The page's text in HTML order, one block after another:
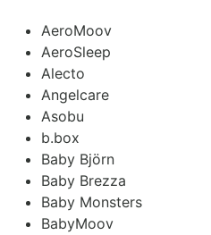
AeroMoov
AeroSleep
Alecto
Angelcare
Asobu
b.box
Baby Björn
Baby Brezza
Baby Monsters
BabyMoov